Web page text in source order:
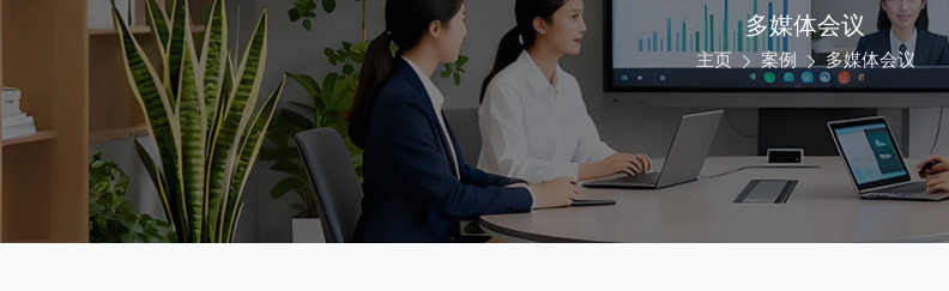
多媒体会议
主页 案例 多媒体会议